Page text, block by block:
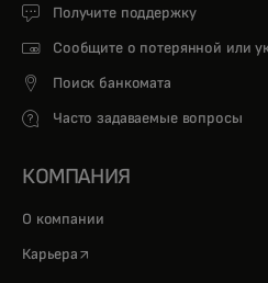
Получите поддержку
Сообщите о потерянной или
Поиск банкомата
Часто задаваемые вопросы
КОМПАНИЯ
О компании
Карьера opens in a new tab